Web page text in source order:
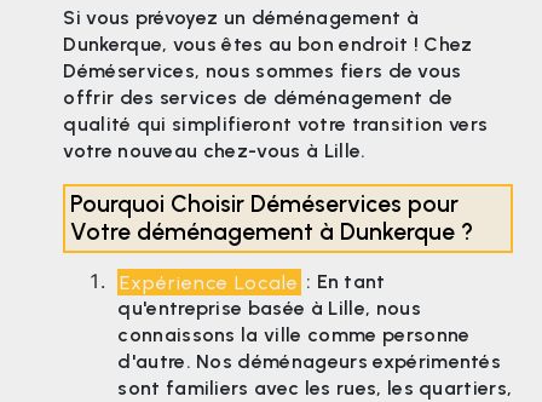
Si vous prévoyez un déménagement à
Dunkerque, vous êtes au bon endroit ! Chez
Déméservices, nous sommes fiers de vous
offrir des services de déménagement de
qualité qui simplifieront votre transition vers
votre nouveau chez-vous à Lille.
Pourquoi Choisir Déméservices pour
Votre déménagement à Dunkerque ?
Expérience Locale : En tant
qu'entreprise basée à Lille, nous
connaissons la ville comme personne
d'autre. Nos déménageurs expérimentés
sont familiers avec les rues, les quartiers,